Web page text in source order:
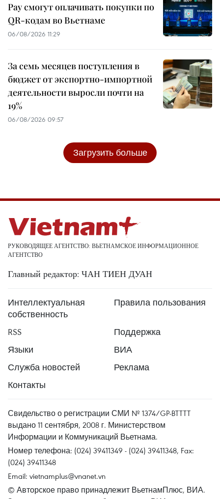
Pay смогут оплачивать покупки по
QR-кодам во Вьетнаме
06/08/2026 11:29
За семь месяцев поступления в
бюджет от экспортно-импортной
деятельности выросли почти на
19%
06/08/2026 09:57
Загрузить больше
РУКОВОДЯЩЕЕ АГЕНТСТВО: ВЬЕТНАМСКОЕ ИНФОРМАЦИОННОЕ
АГЕНТСТВО
Главный редактор: ЧАН ТИЕН ДУАН
Интеллектуальная
собственность
Правила пользования
RSS
Поддержка
Языки
ВИА
Служба новостей
Реклама
Контакты
Свидельство о регистрации СМИ № 1374/GP-BTTTT
выдано 11 сентября, 2008 г. Министерством
Информации и Коммуникаций Вьетнама.
Номер телефона: (024) 39411349 - (024) 39411348, Fax:
(024) 39411348
Email: vietnamplus@vnanet.vn
© Авторское право принадлежит ВьетнамПлюс, ВИА.